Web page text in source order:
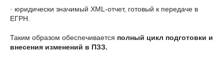
· юридически значимый XML-отчет, готовый к передаче в
ЕГРН.
Таким образом обеспечивается полный цикл подготовки и
внесения изменений в ПЗЗ.